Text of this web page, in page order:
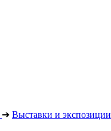
➔ Выставки и экспозиции